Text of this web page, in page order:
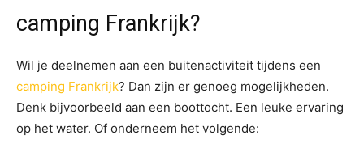
camping Frankrijk?
Wil je deelnemen aan een buitenactiviteit tijdens een
camping Frankrijk? Dan zijn er genoeg mogelijkheden.
Denk bijvoorbeeld aan een boottocht. Een leuke ervaring
op het water. Of onderneem het volgende: